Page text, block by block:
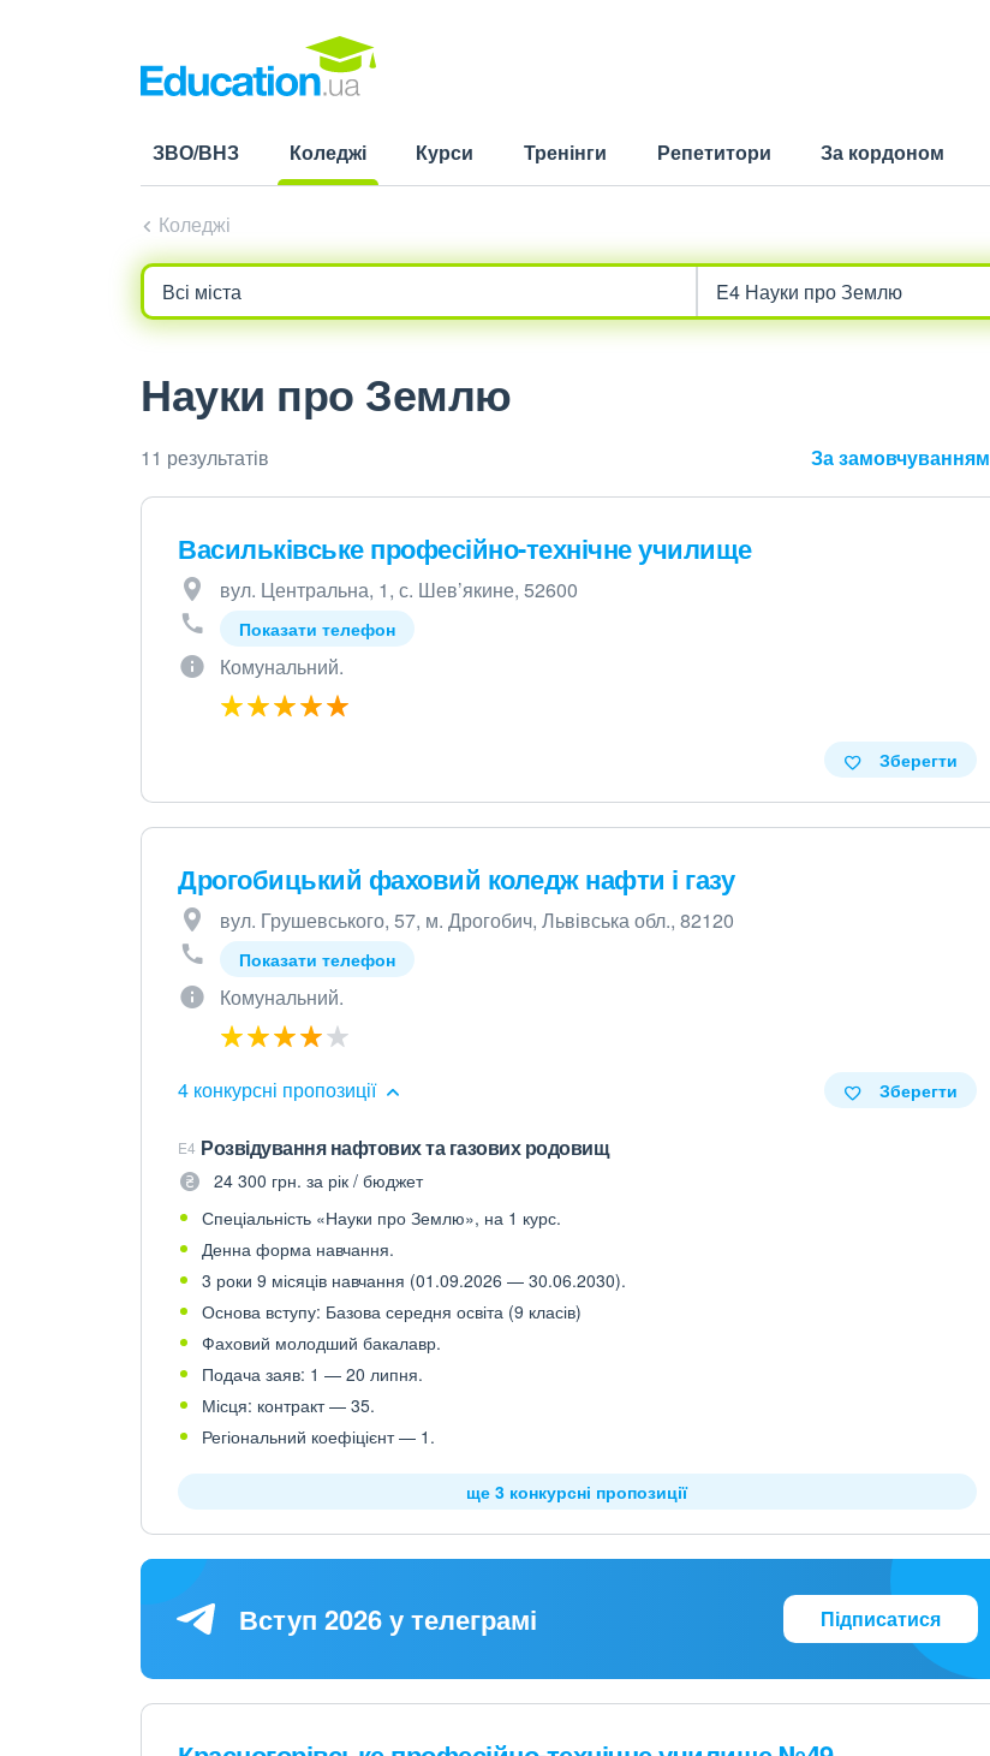
ЗВО/ВНЗ
Коледжі
Курси Тренінги Репетитори За кордоном
Коледжі
Науки про Землю
11 результатів За замовчуванням
Васильківське професійно-технічне училище
вул. Центральна, 1, с. Шев’якине, 52600
Показати телефон
Комунальний.
Зберегти
Дрогобицький фаховий коледж нафти і газу
вул. Грушевського, 57, м. Дрогобич, Львівська обл., 82120
Показати телефон
Комунальний.
4 конкурсні пропозиції Зберегти
E4 Розвідування нафтових та газових родовищ
24 300 грн. за рік / бюджет
Спеціальність «Науки про Землю», на 1 курс.
Денна форма навчання.
3 роки 9 місяців навчання (01.09.2026 — 30.06.2030).
Основа вступу: Базова середня освіта (9 класів)
Фаховий молодший бакалавр.
Подача заяв: 1 — 20 липня.
Місця: контракт — 35.
Регіональний коефіцієнт — 1.
ще 3 конкурсні пропозиції
Вступ 2026 у телеграмі Підписатися